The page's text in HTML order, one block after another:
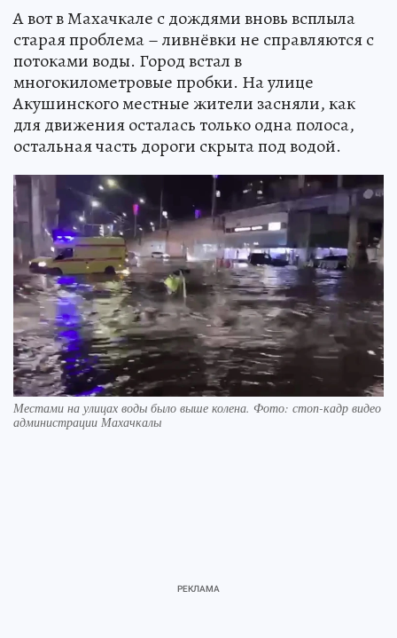
А вот в Махачкале с дождями вновь всплыла
старая проблема – ливнёвки не справляются с
потоками воды. Город встал в
многокилометровые пробки. На улице
Акушинского местные жители засняли, как
для движения осталась только одна полоса,
остальная часть дороги скрыта под водой.
Местами на улицах воды было выше колена. Фото: стоп-кадр видео
администрации Махачкалы